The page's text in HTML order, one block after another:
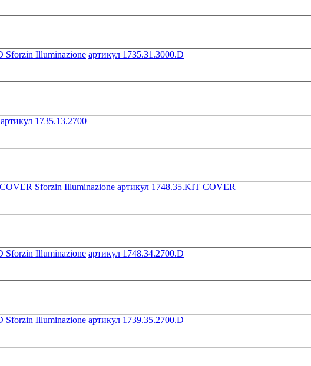
артикул 1735.31.3000.D
артикул 1735.13.2700
артикул 1748.35.KIT COVER
артикул 1748.34.2700.D
артикул 1739.35.2700.D